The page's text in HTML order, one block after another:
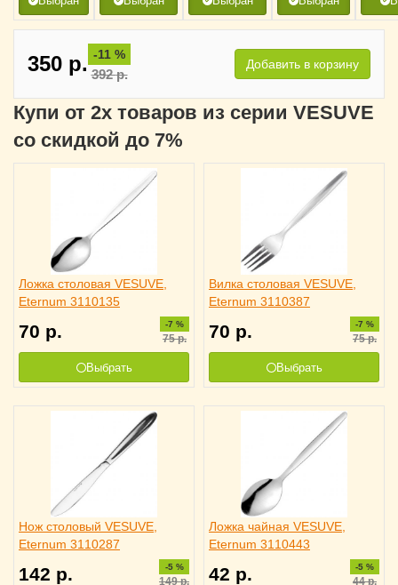
350 р. -11 %
392р.
Добавить в корзину
Купи от 2х товаров из серии VESUVE
со скидкой до 7%
Ложка столовая VESUVE,
Eternum 3110135
70 р. -7 %
75р.
Выбрать
Вилка столовая VESUVE,
Eternum 3110387
70 р. -7 %
75р.
Выбрать
Нож столовый VESUVE,
Eternum 3110287
142 р. -5 %
149р.
Ложка чайная VESUVE,
Eternum 3110443
42 р. -5 %
44р.